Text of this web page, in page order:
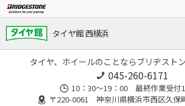
タイヤ館 西横浜
タイヤ、ホイールのことならブリヂスト
045-260-6171
10：30～19：00 最終作業受付
〒220-0061 神奈川県横浜市西区久保